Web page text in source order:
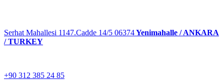
Serhat Mahallesi 1147.Cadde 14/5 06374Yenimahalle / ANKARA
/ TURKEY
+90 312 385 24 85